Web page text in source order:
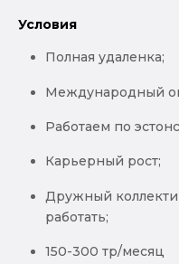
Условия
Полная удаленка;
Международный
Работаем по
Карьерный рост;
Дружный
работать;
150-300 тр/месяц